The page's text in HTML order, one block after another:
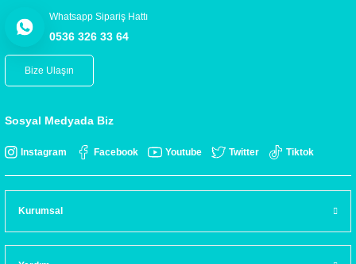
Whatsapp Sipariş Hattı
0536 326 33 64
Bize Ulaşın
Sosyal Medyada Biz
Instagram Facebook Youtube Twitter Tiktok
Kurumsal